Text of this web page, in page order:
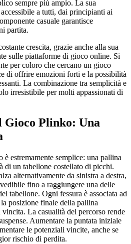
sempre più ampio. La sua
a tutti, dai principianti ai
casuale garantisce
partita.
crescita, grazie anche alla sua
sulle piattaforme di gioco online. Si
per coloro che cercano un gioco
di offrire emozioni forti e la possibilità
La combinazione tra semplicità e
irresistibile per molti appassionati di
Gioco Plinko: Una
estremamente semplice: una pallina
di un tabellone costellato di picchi.
alternativamente da sinistra a destra,
fino a raggiungere una delle
tabellone. Ogni fessura è associata ad
posizione finale della pallina
vincita. La casualità del percorso rende
Aumentare la puntata iniziale
le potenziali vincite, anche se
rischio di perdita.